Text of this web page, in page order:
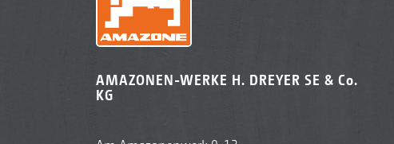
AMAZONEN-WERKE H. DREYER SE & Co.
KG